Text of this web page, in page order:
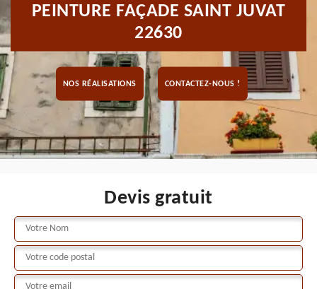
PEINTURE FAÇADE SAINT JUVAT
22630
NOS RÉALISATIONS CONTACTEZ-NOUS !
Devis gratuit